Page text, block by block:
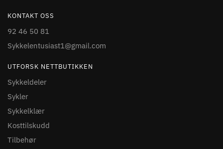
KONTAKT OSS
92 46 50 81
Sykkelentusiast1@gmail.com
UTFORSK NETTBUTIKKEN
Sykkeldeler
Sykler
Sykkelklær
Kosttilskudd
Tilbehør